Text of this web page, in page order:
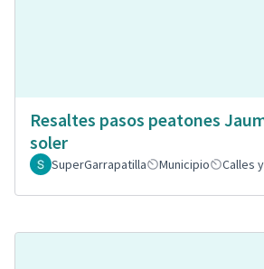
Resaltes pasos peatones
soler
SuperGarrapatilla Municipio Calles